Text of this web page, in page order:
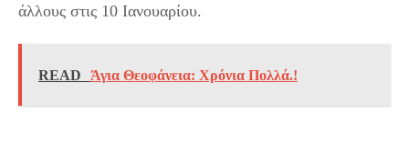
άλλους στις 10 Ιανουαρίου.
READ Άγια Θεοφάνεια: Χρόνια Πολλά.!